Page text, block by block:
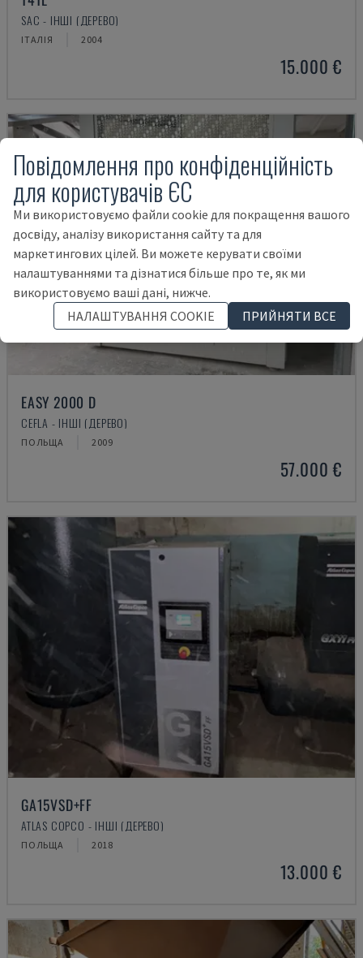
SAC - ІНШІ (ДЕРЕВО)
ІТАЛІЯ 2004
15.000 €
EASY 2000 D
CEFLA - ІНШІ (ДЕРЕВО)
ПОЛЬЩА 2009
57.000 €
GA15VSD+FF
ATLAS COPCO - ІНШІ (ДЕРЕВО)
ПОЛЬЩА 2018
13.000 €
Повідомлення про конфіденційність
для користувачів ЄС
Ми використовуємо файли cookie для покращення вашого
досвіду, аналізу використання сайту та для
маркетингових цілей. Ви можете керувати своїми
налаштуваннями та дізнатися більше про те, як ми
використовуємо ваші дані, нижче.
НАЛАШТУВАННЯ COOKIE
ПРИЙНЯТИ ВСЕ